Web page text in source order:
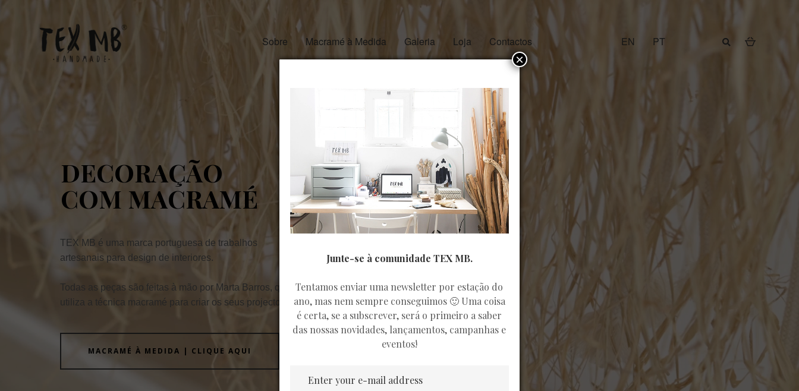
Sobre Macramé à Medida Galeria Loja Contactos EN PT
DECORAÇÃO
COM MACRAMÉ
TEX MB é uma marca portuguesa de trabalhos
artesanais para design de interiores.
Todas as peças são feitas à mão por Marta Barros, que
utiliza a técnica macramé para criar os seus projectos.
MACRAMÉ À MEDIDA | CLIQUE AQUI
Junte-se à comunidade TEX MB.
Tentamos enviar uma newsletter por estação do
ano, mas nem sempre conseguimos 🙂 Uma coisa
é certa, se a subscrever, será o primeiro a saber
das nossas novidades, lançamentos, campanhas e
eventos!
×